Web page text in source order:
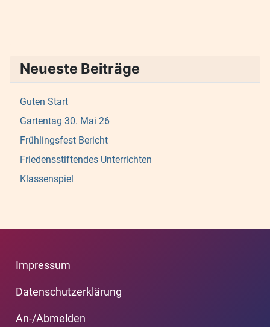
Neueste Beiträge
Guten Start
Gartentag 30. Mai 26
Frühlingsfest Bericht
Friedensstiftendes Unterrichten
Klassenspiel
Impressum
Datenschutzerklärung
An-/Abmelden